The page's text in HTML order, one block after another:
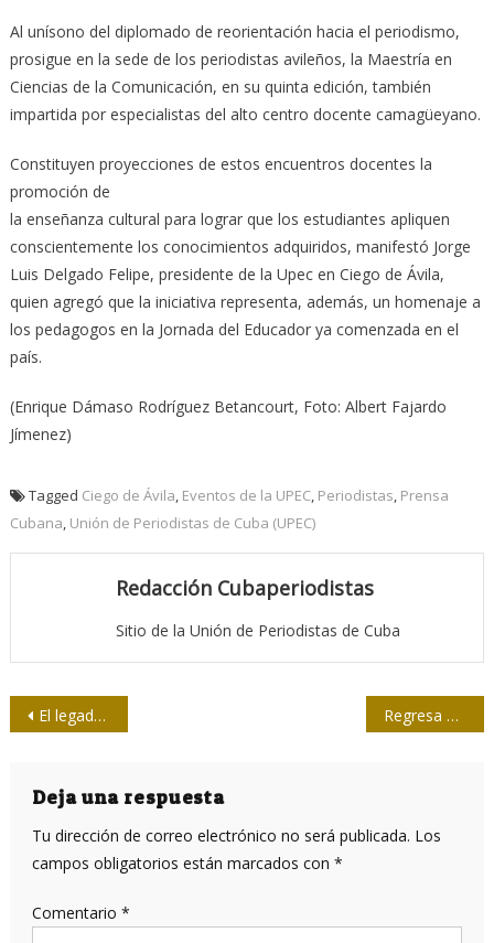
Al unísono del diplomado de reorientación hacia el periodismo,
prosigue en la sede de los periodistas avileños, la Maestría en
Ciencias de la Comunicación, en su quinta edición, también
impartida por especialistas del alto centro docente camagüeyano.
Constituyen proyecciones de estos encuentros docentes la
promoción de
la enseñanza cultural para lograr que los estudiantes apliquen
conscientemente los conocimientos adquiridos, manifestó Jorge
Luis Delgado Felipe, presidente de la Upec en Ciego de Ávila,
quien agregó que la iniciativa representa, además, un homenaje a
los pedagogos en la Jornada del Educador ya comenzada en el
país.
(Enrique Dámaso Rodríguez Betancourt, Foto: Albert Fajardo
Jímenez)
Tagged Ciego de Ávila, Eventos de la UPEC, Periodistas, Prensa
Cubana, Unión de Periodistas de Cuba (UPEC)
Redacción Cubaperiodistas
Sitio de la Unión de Periodistas de Cuba
Navegación
entradas
El legado de Obama en la política hacia Cuba Regresa Love in al complejo Morro-Cabaña
Deja una respuesta
Tu dirección de correo electrónico no será publicada. Los
campos obligatorios están marcados con *
Comentario *